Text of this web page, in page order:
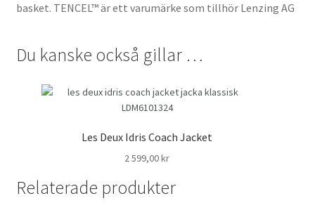
basket. TENCEL™ är ett varumärke som tillhör Lenzing AG
Du kanske också gillar …
Les Deux Idris Coach Jacket
2 599,00kr
Relaterade produkter